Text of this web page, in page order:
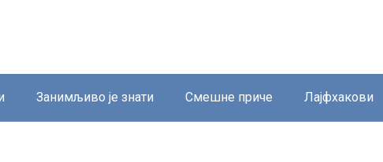
Занимљиво је знати Смешне приче Лајфхакови